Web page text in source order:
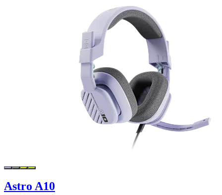
Astro A10